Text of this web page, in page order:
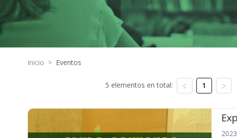
Inicio > Eventos
5 elementos en total: 1